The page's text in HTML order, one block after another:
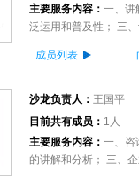
主要服务内容： 一、讲
泛运用和普及性； 三
成员列表
沙龙负责人： 王国平
目前共有成员： 1人
主要服务内容： 一、咨
的讲解和分析； 三、